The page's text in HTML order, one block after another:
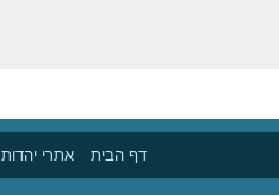
דף הבית אתרי יהדות